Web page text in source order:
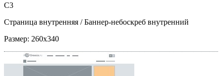
C3
Страница внутренняя / Баннер-небоскреб внутренний
Размер: 260x340